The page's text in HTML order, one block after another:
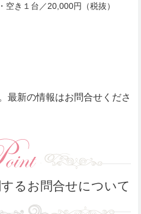
空き１台／20,000円（税抜）
最新の情報はお問合せくださ
るお問合せについて